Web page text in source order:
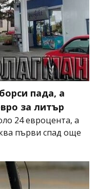
пада, а
за литър
24 евроцента, а
първи спад още